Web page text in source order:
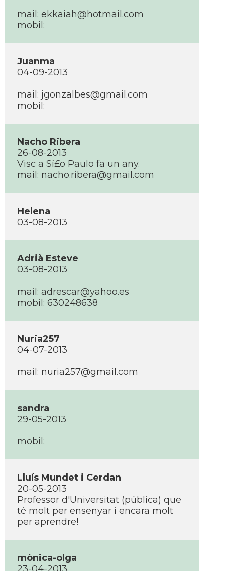
mail: ekkaiah@hotmail.com
mobil:
Juanma
04-09-2013
mail: jgonzalbes@gmail.com
mobil:
Nacho Ribera
26-08-2013
Visc a Sí£o Paulo fa un any.
mail: nacho.ribera@gmail.com
Helena
03-08-2013
Adrià Esteve
03-08-2013
mail: adrescar@yahoo.es
mobil: 630248638
Nuria257
04-07-2013
mail: nuria257@gmail.com
sandra
29-05-2013
mobil:
Lluí­s Mundet i Cerdan
20-05-2013
Professor d'Universitat (pública) que
té molt per ensenyar i encara molt
per aprendre!
mònica-olga